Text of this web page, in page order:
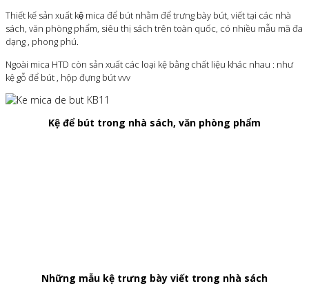
Thiết kế sản xuất kệ mica để bút nhằm để trưng bày bút, viết tại các nhà
sách, văn phòng phẩm, siêu thị sách trên toàn quốc, có nhiều mẫu mã đa
dạng , phong phú.
Ngoài mica HTD còn sản xuất các loại kệ bằng chất liệu khác nhau : như
kệ gỗ để bút , hộp đựng bút vvv
Kệ để bút trong nhà sách, văn phòng phẩm
Những mẫu kệ trưng bày viết trong nhà sách